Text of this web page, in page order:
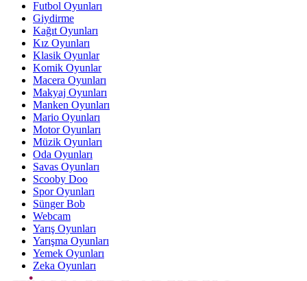
Futbol Oyunları
Giydirme
Kağıt Oyunları
Kız Oyunları
Klasik Oyunlar
Komik Oyunlar
Macera Oyunları
Makyaj Oyunları
Manken Oyunları
Mario Oyunları
Motor Oyunları
Müzik Oyunları
Oda Oyunları
Savas Oyunları
Scooby Doo
Spor Oyunları
Sünger Bob
Webcam
Yarış Oyunları
Yarışma Oyunları
Yemek Oyunları
Zeka Oyunları